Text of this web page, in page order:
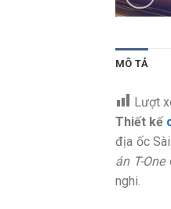
MÔ TẢ
Lượt
Thiết kế
địa ốc
án T-One
nghi.